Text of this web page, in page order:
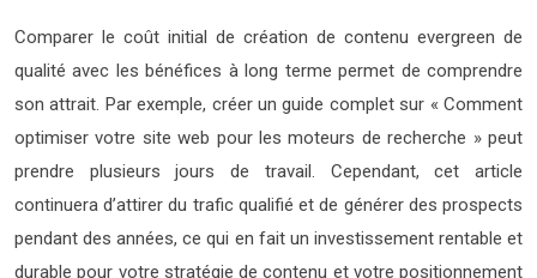
Comparer le coût initial de création de contenu evergreen de
qualité avec les bénéfices à long terme permet de comprendre
son attrait. Par exemple, créer un guide complet sur « Comment
optimiser votre site web pour les moteurs de recherche » peut
prendre plusieurs jours de travail. Cependant, cet article
continuera d’attirer du trafic qualifié et de générer des prospects
pendant des années, ce qui en fait un investissement rentable et
durable pour votre stratégie de contenu et votre positionnement